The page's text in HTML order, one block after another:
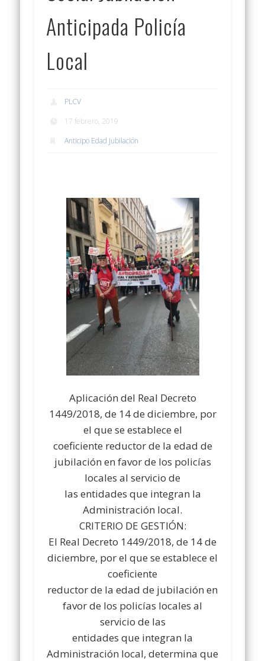
Anticipada Policía
Local
PLCV
17 febrero, 2019
Anticipo Edad Jubilación
Aplicación del Real Decreto
1449/2018, de 14 de diciembre, por
el que se establece el
coeficiente reductor de la edad de
jubilación en favor de los policías
locales al servicio de
las entidades que integran la
Administración local.
CRITERIO DE GESTIÓN:
El Real Decreto 1449/2018, de 14 de
diciembre, por el que se establece el
coeficiente
reductor de la edad de jubilación en
favor de los policías locales al
servicio de las
entidades que integran la
Administración local, determina que